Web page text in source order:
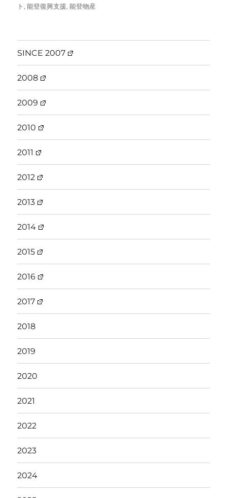
リ
ト ,能登復興支援,能登物産
SINCE 2007
2008
2009
2010
2011
2012
2013
2014
2015
2016
2017
2018
2019
2020
2021
2022
2023
2024